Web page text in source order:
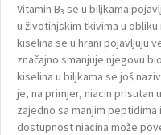
Vitamin B3 se u biljkama
u životinjskim tkivima u
kiselina se u hrani pojavljuju
značajno smanjuje njegovu
kiselina u biljkama se još
je, na primjer, niacin prisutan
zajedno sa manjim
dostupnost niacina može